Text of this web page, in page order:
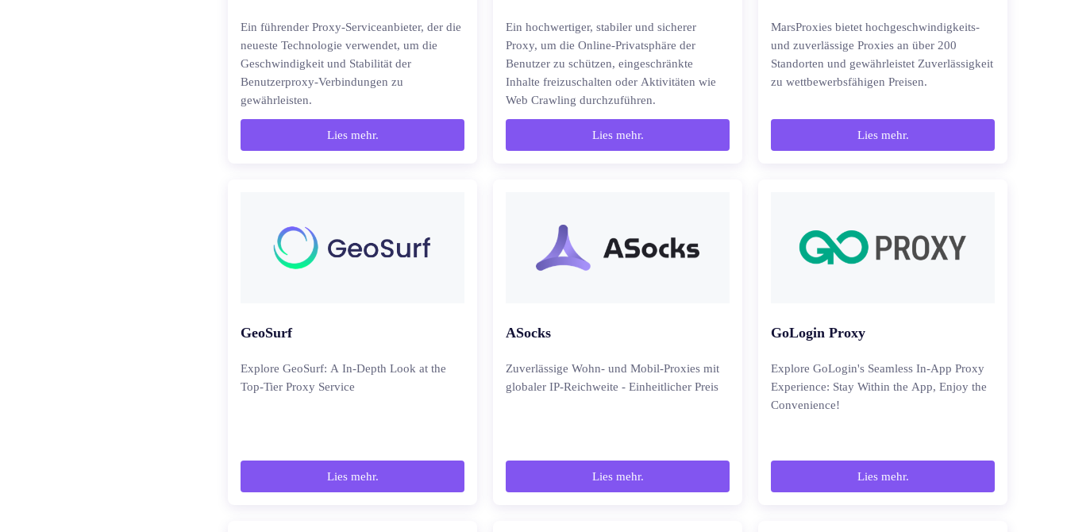
Ein führender Proxy-Serviceanbieter, der die
neueste Technologie verwendet, um die
Geschwindigkeit und Stabilität der
Benutzerproxy-Verbindungen zu
gewährleisten.
Lies mehr.
Ein hochwertiger, stabiler und sicherer
Proxy, um die Online-Privatsphäre der
Benutzer zu schützen, eingeschränkte
Inhalte freizuschalten oder Aktivitäten wie
Web Crawling durchzuführen.
Lies mehr.
MarsProxies bietet hochgeschwindigkeits-
und zuverlässige Proxies an über 200
Standorten und gewährleistet Zuverlässigkeit
zu wettbewerbsfähigen Preisen.
Lies mehr.
GeoSurf
Explore GeoSurf: A In-Depth Look at the
Top-Tier Proxy Service
Lies mehr.
ASocks
Zuverlässige Wohn- und Mobil-Proxies mit
globaler IP-Reichweite - Einheitlicher Preis
Lies mehr.
GoLogin Proxy
Explore GoLogin's Seamless In-App Proxy
Experience: Stay Within the App, Enjoy the
Convenience!
Lies mehr.